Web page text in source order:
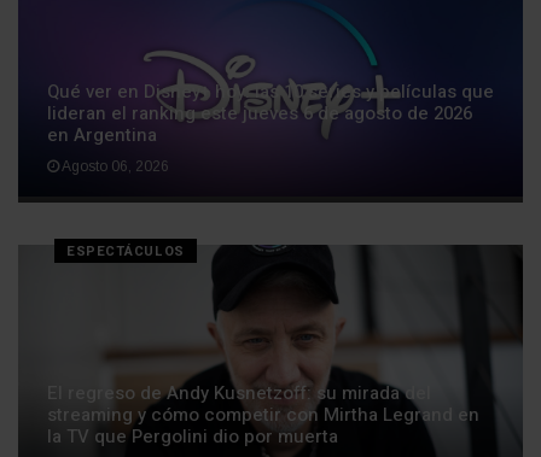
Qué ver en Disney+ hoy: las 10 series y películas que
lideran el ranking este jueves 6 de agosto de 2026
en Argentina
Agosto 06, 2026
ESPECTÁCULOS
El regreso de Andy Kusnetzoff: su mirada del
streaming y cómo competir con Mirtha Legrand en
la TV que Pergolini dio por muerta